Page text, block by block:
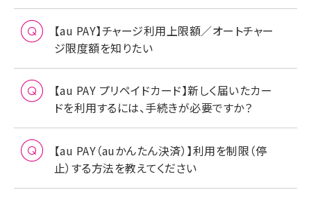
【au PAY】チャージ利用上限額／オートチャー
ジ限度額を知りたい
【au PAY プリペイドカード】新しく届いたカー
ドを利用するには、手続きが必要ですか？
【au PAY（auかんたん決済）】利用を制限（停
止）する方法を教えてください